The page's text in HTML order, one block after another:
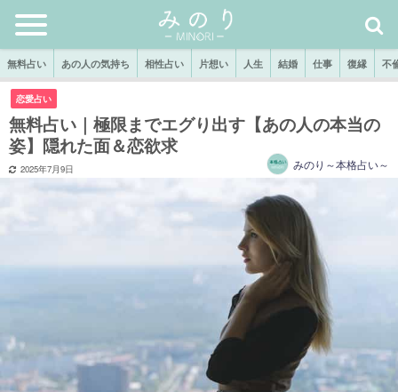
無料占い あの人の気持ち 相性占い 片想い 人生 結婚 仕事 復縁 不
恋愛占い
無料占い｜極限までエグり出す【あの人の本当の
姿】隠れた面＆恋欲求
2025年7月9日 みのり～本格占い～